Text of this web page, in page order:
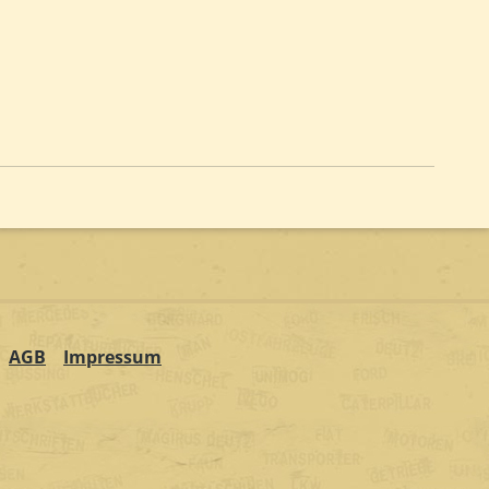
AGB Impressum